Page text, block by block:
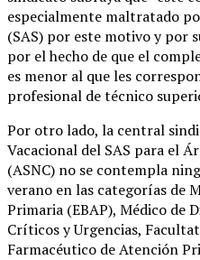
especialmente maltratado
(SAS) por este motivo y por
por el hecho de que el
es menor al que les
profesional de técnico
Por otro lado, la central
Vacacional del SAS para el
(ASNC) no se contempla
verano en las categorías de
Primaria (EBAP), Médico de
Críticos y Urgencias,
Farmacéutico de Atención